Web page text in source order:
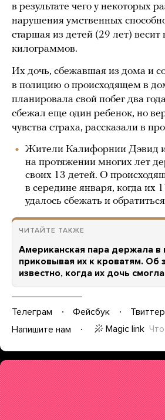
в результате чего у некоторых
нарушения умственных
старшая из детей (29 лет) весит
килограммов.
Их дочь, сбежавшая из дома и
в полицию о происходящем в
планировала свой побег два
сбежал еще один ребенок, но
чувства страха, рассказали в
Жители Калифорнии Дэвид
на протяжении многих лет
своих 13 детей. О
в середине января, когда их
удалось сбежать и
ЧИТАЙТЕ ТАКЖЕ
Американская пара держала в
приковывая их к кроватям. Об
известно, когда их дочь
Телеграм Фейсбук Твиттер
Напишите нам
Magic link